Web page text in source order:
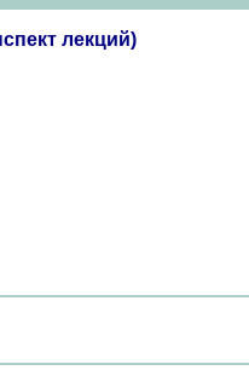
лекций)